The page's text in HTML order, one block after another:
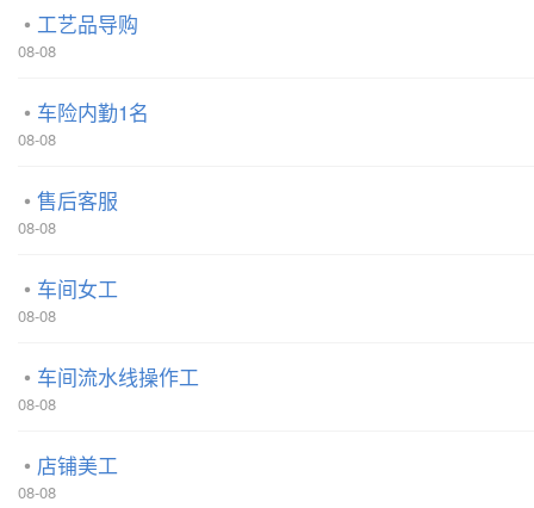
工艺品导购
08-08
车险内勤1名
08-08
售后客服
08-08
车间女工
08-08
车间流水线操作工
08-08
店铺美工
08-08